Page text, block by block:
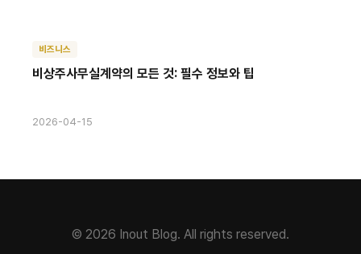
비즈니스
비상주사무실계약의 모든 것: 필수 정보와 팁
2026-04-15
© 2026 Inout Blog. All rights reserved.